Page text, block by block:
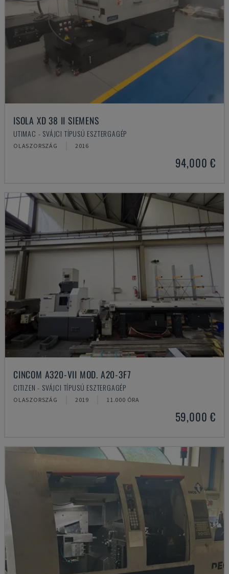
ISOLA XD 38 II SIEMENS
UTIMAC - SVÁJCI TÍPUSÚ ESZTERGAGÉP
OLASZORSZÁG 2016
94,000 €
CINCOM A320-VII MOD. A20-3F7
CITIZEN - SVÁJCI TÍPUSÚ ESZTERGAGÉP
OLASZORSZÁG 2019 11.000 ÓRA
59,000 €